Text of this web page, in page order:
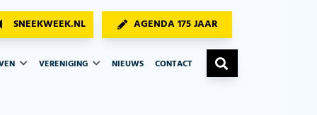
SNEEKWEEK.NL AGENDA 175 JAAR
VERENIGING NIEUWS CONTACT